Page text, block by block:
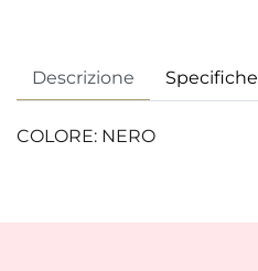
Descrizione Specifiche
COLORE: NERO